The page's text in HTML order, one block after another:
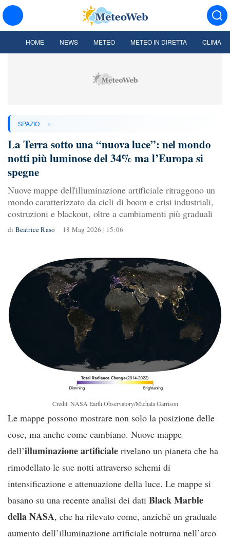
HOME NEWS METEO METEO IN DIRETTA CLIMA
SPAZIO »
La Terra sotto una “nuova luce”: nel mondo
notti più luminose del 34% ma l’Europa si
spegne
Nuove mappe dell'illuminazione artificiale ritraggono un
mondo caratterizzato da cicli di boom e crisi industriali,
costruzioni e blackout, oltre a cambiamenti più graduali
di Beatrice Raso 18 Mag 2026 | 15:06
Credit: NASA Earth Observatory/Michala Garrison
Le mappe possono mostrare non solo la posizione delle
cose, ma anche come cambiano. Nuove mappe
dell’illuminazione artificiale rivelano un pianeta che ha
rimodellato le sue notti attraverso schemi di
intensificazione e attenuazione della luce. Le mappe si
basano su una recente analisi dei dati Black Marble
della NASA, che ha rilevato come, anziché un graduale
aumento dell’illuminazione artificiale notturna nell’arco